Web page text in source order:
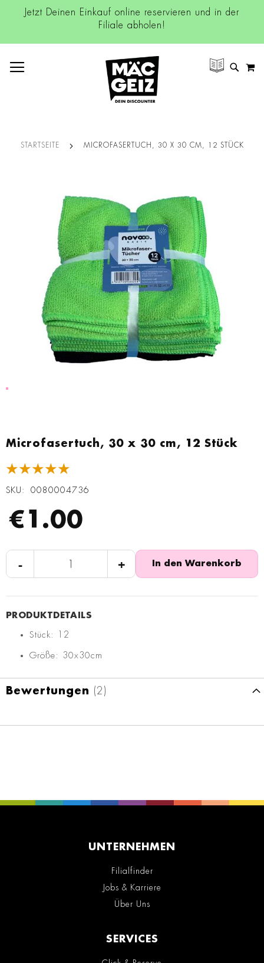
Jetzt Deinen Einkauf online reservieren und in der
Filiale abholen!
SUCHE
STARTSEITE MICROFASERTUCH, 30 X 30 CM, 12 STÜCK
Microfasertuch, 30 x 30 cm, 12 Stück
★★★★★
SKU 0080004736
€1.00
- + In den Warenkorb
Stück: 12
Größe: 30x30cm
Anfang
Bildgalerie
Bewertungen 2
UNTERNEHMEN
Filialfinder
Jobs & Karriere
Über Uns
SERVICES